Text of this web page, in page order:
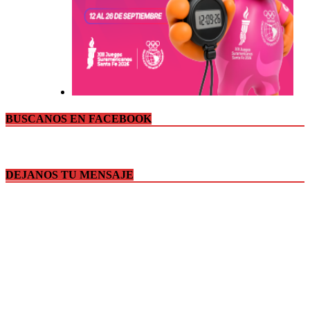
BUSCANOS EN FACEBOOK
DEJANOS TU MENSAJE